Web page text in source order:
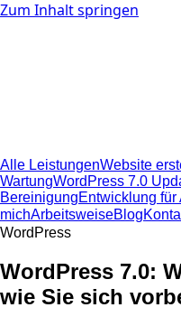
Zum Inhalt springen
Alle LeistungenWebsite
WartungWordPress 7.0
BereinigungEntwicklung für
michArbeitsweiseBlog
WordPress
WordPress 7.0:
wie Sie sich